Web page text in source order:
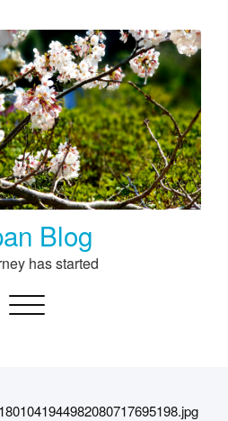
Blog
has started
Toggle navigation